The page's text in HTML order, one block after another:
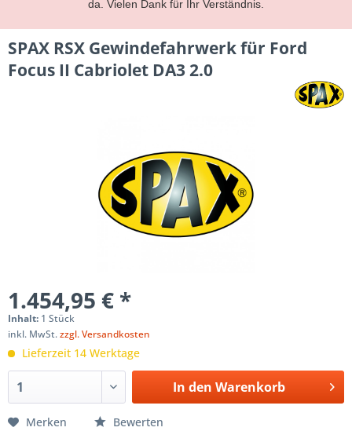
da. Vielen Dank für Ihr Verständnis.
SPAX RSX Gewindefahrwerk für Ford
Focus II Cabriolet DA3 2.0
1.454,95 € *
Inhalt: 1 Stück
inkl. MwSt.zzgl. Versandkosten
Lieferzeit 14 Werktage
In den Warenkorb
Merken Bewerten